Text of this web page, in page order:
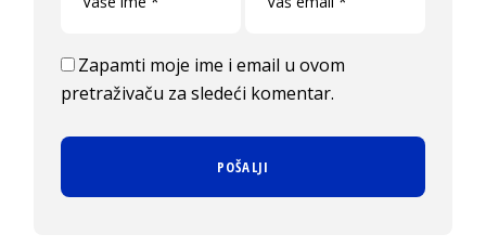
Zapamti moje ime i email u ovom
pretraživaču za sledeći komentar.